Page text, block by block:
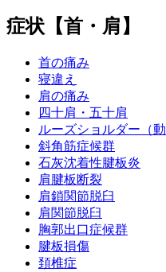
症状【首・肩】
首の痛み
寝違え
肩の痛み
四十肩・五十肩
ルーズショルダー（
斜角筋症候群
石灰沈着性腱板炎
肩腱板断裂
肩鎖関節脱臼
肩関節脱臼
胸郭出口症候群
腱板損傷
頚椎症